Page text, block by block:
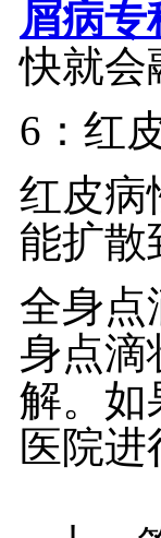
屑病专
快就会
6：红
红皮病
能扩散
全身点
身点滴
解。如
医院